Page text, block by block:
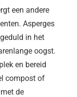
een andere
Asperges
in het
oogst.
en bereid
compost of
de